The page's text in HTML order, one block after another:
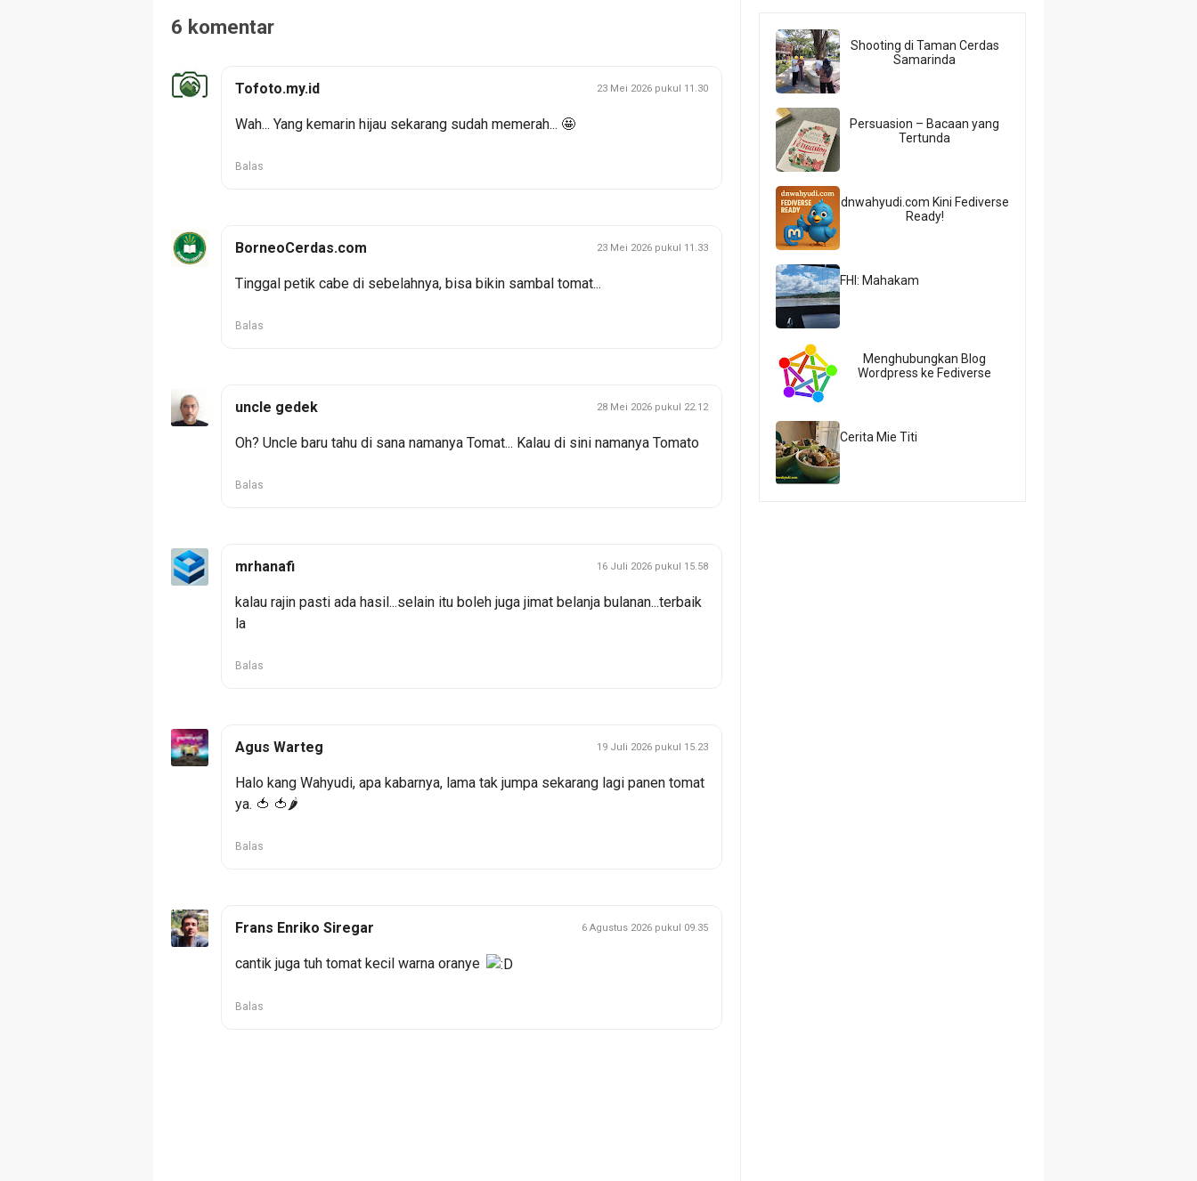
6 komentar
Tofoto.my.id 23 Mei 2026 pukul 11.30
Wah... Yang kemarin hijau sekarang sudah memerah... 🤩
Balas
BorneoCerdas.com 23 Mei 2026 pukul 11.33
Tinggal petik cabe di sebelahnya, bisa bikin sambal tomat...
Balas
uncle gedek 28 Mei 2026 pukul 22.12
Oh? Uncle baru tahu di sana namanya Tomat... Kalau di sini namanya Tomato
Balas
mrhanafi 16 Juli 2026 pukul 15.58
kalau rajin pasti ada hasil...selain itu boleh juga jimat belanja bulanan...terbaik
la
Balas
Agus Warteg 19 Juli 2026 pukul 15.23
Halo kang Wahyudi, apa kabarnya, lama tak jumpa sekarang lagi panen tomat
ya. 🍅 🍅🌶️
Balas
Frans Enriko Siregar 6 Agustus 2026 pukul 09.35
cantik juga tuh tomat kecil warna oranye
Balas
Shooting di Taman Cerdas
Samarinda
Persuasion – Bacaan yang
Tertunda
dnwahyudi.com Kini Fediverse
Ready!
FHI: Mahakam
Menghubungkan Blog
Wordpress ke Fediverse
Cerita Mie Titi